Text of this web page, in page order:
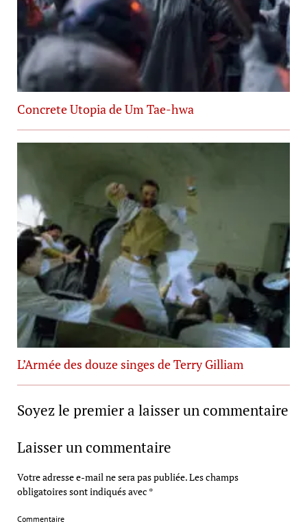
Concrete Utopia de Um Tae-hwa
L’Armée des douze singes de Terry Gilliam
Soyez le premier a laisser un commentaire
Laisser un commentaire
Votre adresse e-mail ne sera pas publiée.Les champs
obligatoires sont indiqués avec *
Commentaire